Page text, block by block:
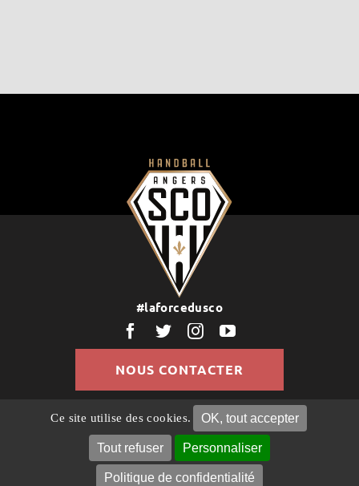
Ce site utilise des cookies. OK, tout accepter
Tout refuser Personnaliser
Politique de confidentialité
#laforcedusco
NOUS CONTACTER
© Copyright 2022 | Tous droits réservés | Politique de
Confidentialité
Mentions légales
Gestion des
cookies